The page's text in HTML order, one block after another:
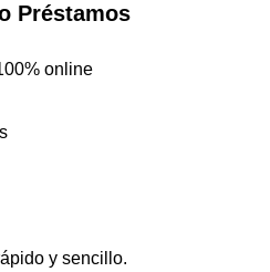
Préstamos
online
y sencillo.